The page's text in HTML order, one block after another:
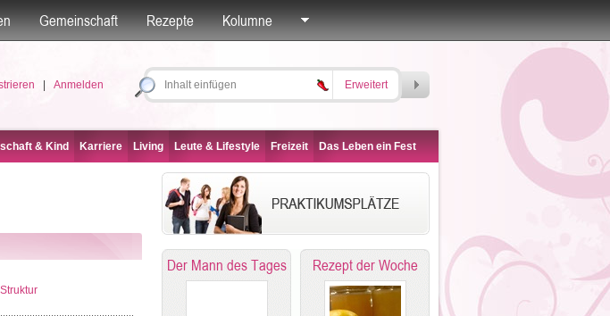
Gemeinschaft Rezepte Kolumne
Anmelden Erweitert
& Kind Karriere Living Leute & Lifestyle Freizeit Das Leben ein Fest
Der Mann des Tages Rezept der Woche